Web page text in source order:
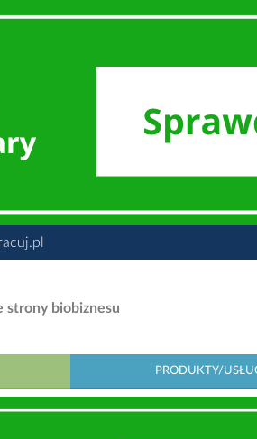
strony biobiznesu
PRODUKTY/